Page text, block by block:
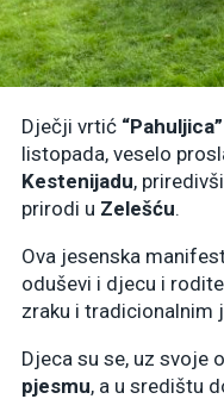
Dječji vrtić “Pahuljica”
listopada, veselo
Kestenijadu,
prirodi u Zelešću.
Ova jesenska
oduševi i djecu i
zraku i tradicionalnim
Djeca su se, uz svoje
pjesmu, a u središtu